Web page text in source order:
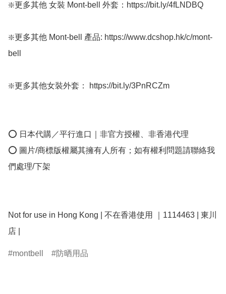
❇️更多其他 女裝 Mont-bell 外套：https://bit.ly/4fLNDBQ
❇️更多其他 Mont-bell 產品: https://www.dcshop.hk/c/mont-
bell
❇️更多其他女裝外套： https://bit.ly/3PnRCZm
⭕ 日本代購／平行進口｜非官方授權、非香港代理
⭕ 圖片/商標版權屬其擁有人所有；如有權利問題請聯絡我
們處理/下架
Not for use in Hong Kong | 不在香港使用 ｜1114463 | 東川
montbell 防晒用品